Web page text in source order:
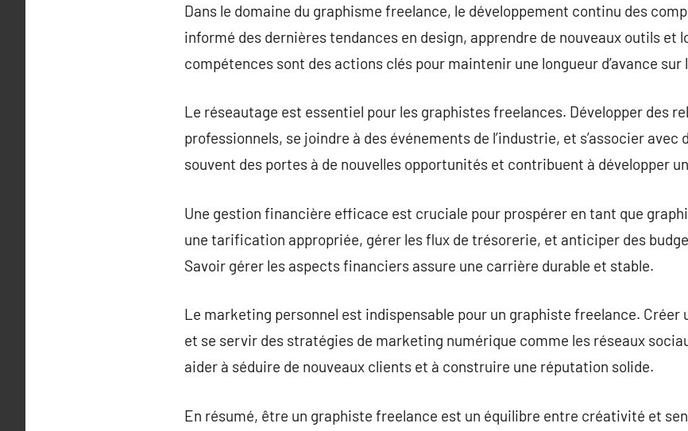
Dans le domaine du graphisme freelance, le développement continu des
informé des dernières tendances en design, apprendre de nouveaux outils et
compétences sont des actions clés pour maintenir une longueur d’avance sur
Le réseautage est essentiel pour les graphistes freelances. Développer des
professionnels, se joindre à des événements de l’industrie, et s’associer avec
souvent des portes à de nouvelles opportunités et contribuent à développer
Une gestion financière efficace est cruciale pour prospérer en tant que
une tarification appropriée, gérer les flux de trésorerie, et anticiper des
Savoir gérer les aspects financiers assure une carrière durable et stable.
Le marketing personnel est indispensable pour un graphiste freelance. Créer
et se servir des stratégies de marketing numérique comme les réseaux
aider à séduire de nouveaux clients et à construire une réputation solide.
En résumé, être un graphiste freelance est un équilibre entre créativité et